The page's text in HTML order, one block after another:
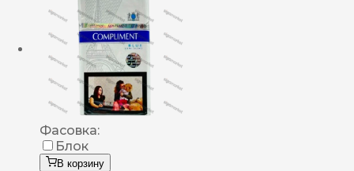
Фасовка:
Блок
В корзину